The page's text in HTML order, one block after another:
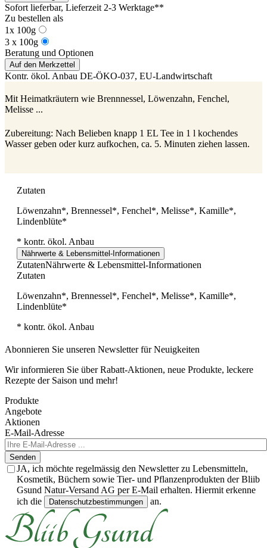
Sofort lieferbar, Lieferzeit 2-3 Werktage**
Zu bestellen als
1x 100g
3 x 100g
Beratung und Optionen
Auf den Merkzettel
Kontr. ökol. Anbau DE-ÖKO-037, EU-Landwirtschaft
Mit Heimatkräutern wie Brennnessel, Löwenzahn, Fenchel,
Melisse ...
Zubereitung: Nach Belieben knapp 1 EL Tee in 1 l kochendes
Wasser geben oder kurz aufkochen, ca. 5. Minuten ziehen lassen.
Zutaten
Löwenzahn*, Brennessel*, Fenchel*, Melisse*, Kamille*,
Lindenblüte*
* kontr. ökol. Anbau
Nährwerte & Lebensmittel-Informationen
ZutatenNährwerte & Lebensmittel-Informationen
Zutaten
Löwenzahn*, Brennessel*, Fenchel*, Melisse*, Kamille*,
Lindenblüte*
* kontr. ökol. Anbau
Abonnieren Sie unseren Newsletter für Neuigkeiten
Wir informieren Sie über Rabatt-Aktionen, neue Produkte, leckere
Rezepte der Saison und mehr!
Produkte
Angebote
Aktionen
E-Mail-Adresse
Senden
JA, ich möchte regelmässig den Newsletter zu Lebensmitteln,
Kosmetik, Büchern sowie Tier- und Pflanzenprodukten der Bliib
Gsund Natur-Versand AG per E-Mail erhalten. Hiermit erkenne
ich die
Datenschutzbestimmungen an.